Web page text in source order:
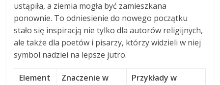
ustąpiła, a ziemia mogła być zamieszkana
ponownie. To odniesienie do nowego początku
stało się inspiracją nie tylko dla autorów religijnych,
ale także dla poetów i pisarzy, którzy widzieli w niej
symbol nadziei na lepsze jutro.
Element
Znaczenie w
Przykłady w